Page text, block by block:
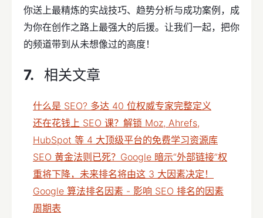
你送上最精炼的实战技巧、趋势分析与成功案例，成
为你在创作之路上最强大的后援。让我们一起，把你
的频道带到从未想像过的高度！
相关文章
什么是 SEO? 多达 40 位权威专家完整定义
还在花钱上 SEO 课？解锁 Moz, Ahrefs,
HubSpot 等 4 大顶级平台的免费学习资源库
SEO 黄金法则已死？Google 暗示“外部链接”权
重将下降，未来排名将由这 3 大因素决定！
Google 算法排名因素 - 影响 SEO 排名的因素
周期表